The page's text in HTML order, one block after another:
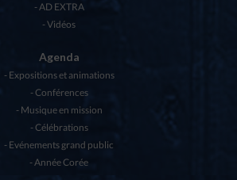
AD EXTRA
Vidéos
Agenda
Expositions et animations
Conférences
Musique en mission
Célébrations
Evénements grand public
Année Corée